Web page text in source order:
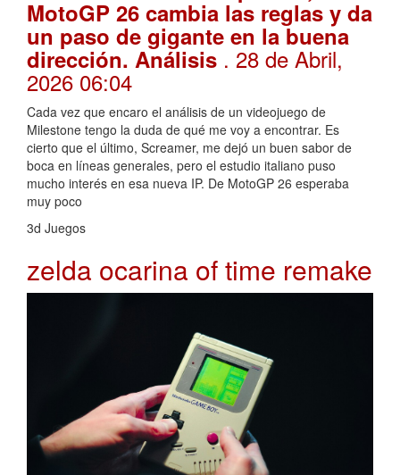
MotoGP 26 cambia las reglas y da
un paso de gigante en la buena
dirección. Análisis . 28 de Abril,
2026 06:04
Cada vez que encaro el análisis de un videojuego de
Milestone tengo la duda de qué me voy a encontrar. Es
cierto que el último, Screamer, me dejó un buen sabor de
boca en líneas generales, pero el estudio italiano puso
mucho interés en esa nueva IP. De MotoGP 26 esperaba
muy poco
3d Juegos
zelda ocarina of time remake